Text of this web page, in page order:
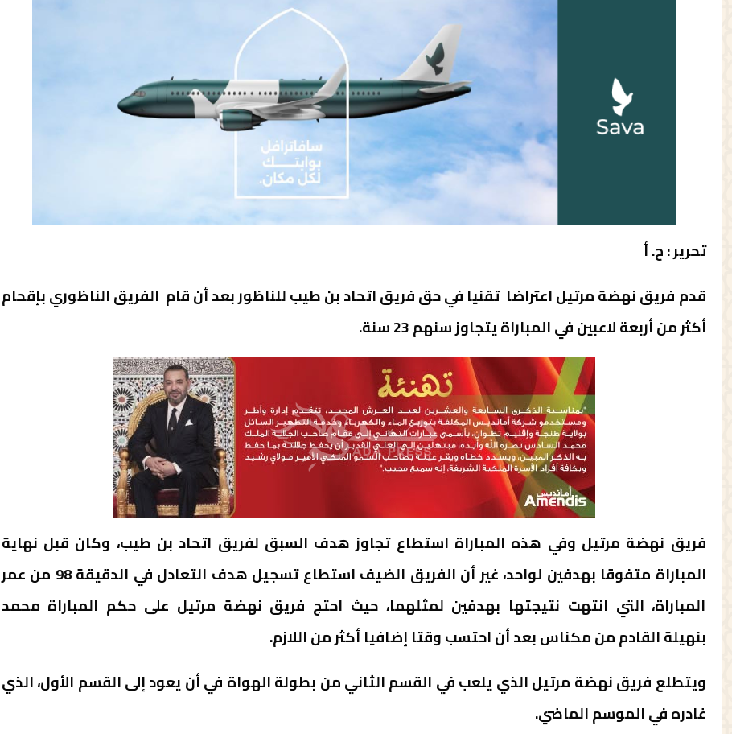
تحرير : ح. أ
قدم فريق نهضة مرتيل اعتراضا تقنيا في حق فريق اتحاد بن طيب للناظور بعد أن قام الفريق الناظوري بإقحام
أكثر من أربعة لاعبين في المباراة يتجاوز سنهم 23 سنة.
فريق نهضة مرتيل وفي هذه المباراة استطاع تجاوز هدف السبق لفريق اتحاد بن طيب، وكان قبل نهاية
المباراة متفوقا بهدفين لواحد، غير أن الفريق الضيف استطاع تسجيل هدف التعادل في الدقيقة 98 من عمر
المباراة، التي انتهت نتيجتها بهدفين لمثلهما، حيث احتج فريق نهضة مرتيل على حكم المباراة محمد
بنهيلة القادم من مكناس بعد أن احتسب وقتا إضافيا أكثر من اللازم.
ويتطلع فريق نهضة مرتيل الذي يلعب في القسم الثاني من بطولة الهواة في أن يعود إلى القسم الأول، الذي
غادره في الموسم الماضي.